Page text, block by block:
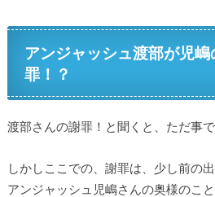
アンジャッシュ渡部が児
罪！？
渡部さんの謝罪！と聞くと、ただ事
しかしここでの、謝罪は、少し前の出
アンジャッシュ児嶋さんの奥様のこ